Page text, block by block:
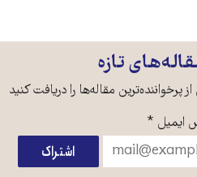
تازه
پرخواننده‌ترین مقاله‌ها را دریافت کنید
ایمیل *